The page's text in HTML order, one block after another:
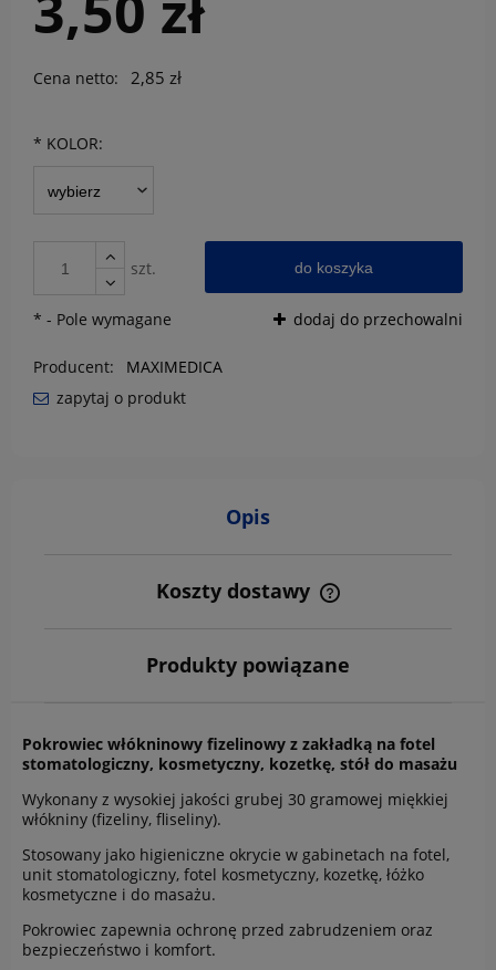
Cena netto: 2,85 zł
* KOLOR:
szt. do koszyka
dodaj do przechowalni
* - Pole wymagane
Producent:
MAXIMEDICA
zapytaj o produkt
Opis
Koszty dostawy
Cena nie zawiera ewentualnych kosztów płatności
Produkty powiązane
Pokrowiec włókninowy fizelinowy z zakładką na fotel
stomatologiczny, kosmetyczny, kozetkę, stół do masażu
Wykonany z wysokiej jakości grubej 30 gramowej miękkiej
włókniny (fizeliny, fliseliny).
Stosowany jako higieniczne okrycie w gabinetach na fotel,
unit stomatologiczny, fotel kosmetyczny, kozetkę, łóżko
kosmetyczne i do masażu.
Pokrowiec zapewnia ochronę przed zabrudzeniem oraz
bezpieczeństwo i komfort.